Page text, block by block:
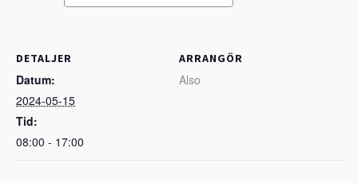
DETALJER
Datum:
2024-05-15
Tid:
08:00 - 17:00
ARRANGÖR
Also